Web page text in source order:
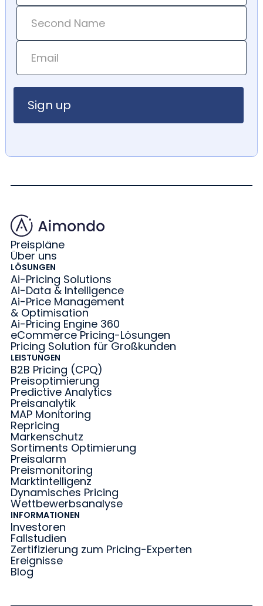
Preispläne
Über uns
LÖSUNGEN
Ai-Pricing Solutions
Ai-Data & Intelligence
Ai-Price Management
& Optimisation
Ai-Pricing Engine 360
eCommerce Pricing-Lösungen
Pricing Solution für Großkunden
LEISTUNGEN
B2B Pricing (CPQ)
Preisoptimierung
Predictive Analytics
Preisanalytik
MAP Monitoring
Repricing
Markenschutz
Sortiments Optimierung
Preisalarm
Preismonitoring
Marktintelligenz
Dynamisches Pricing
Wettbewerbsanalyse
INFORMATIONEN
Investoren
Fallstudien
Zertifizierung zum Pricing-Experten
Ereignisse
Blog